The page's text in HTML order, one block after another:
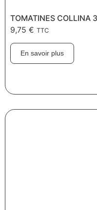
TOMATINES COLLINA
9,75 € TTC
En savoir plus